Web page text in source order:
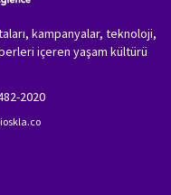
kampanyalar, teknoloji,
içeren yaşam kültürü
2020